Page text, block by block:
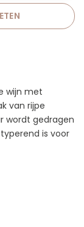
wijn met
van rijpe
wordt gedragen
is voor